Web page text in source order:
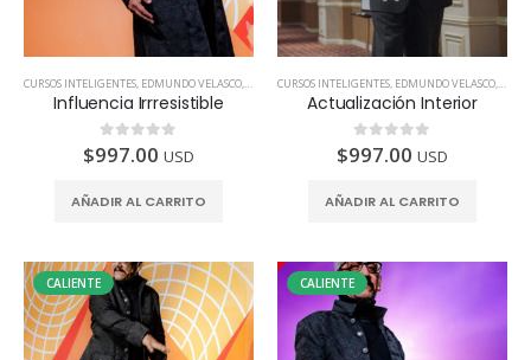
CURSOS INTELIGENTES, EDMUNDO VELASCO, TODOS LOS PAÍSES
Influencia Irrresistible
0de 5
$997.00 USD
AÑADIR AL CARRITO
CURSOS INTELIGENTES, EDMUNDO VELASCO,
Actualización Interior
0de 5
$997.00 USD
AÑADIR AL CARRITO
CALIENTE CALIENTE